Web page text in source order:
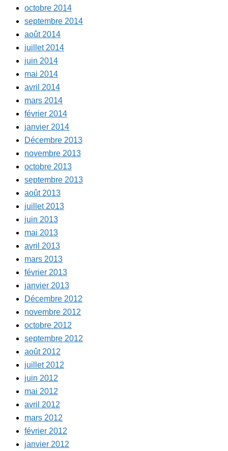
octobre 2014
septembre 2014
août 2014
juillet 2014
juin 2014
mai 2014
avril 2014
mars 2014
février 2014
janvier 2014
Décembre 2013
novembre 2013
octobre 2013
septembre 2013
août 2013
juillet 2013
juin 2013
mai 2013
avril 2013
mars 2013
février 2013
janvier 2013
Décembre 2012
novembre 2012
octobre 2012
septembre 2012
août 2012
juillet 2012
juin 2012
mai 2012
avril 2012
mars 2012
février 2012
janvier 2012